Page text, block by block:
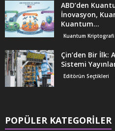
ABD’den
İnovasyon,
Kuantum...
Kuantum Kriptografi
Çin’den Bir İlk:
Sistemi
Editörün Seçtikleri
POPÜLER KATEGORİLER